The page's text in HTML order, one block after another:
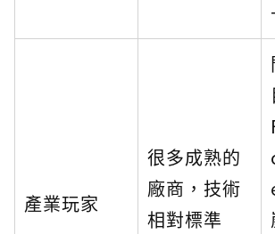
產業玩家
很多成熟的
廠商，技術
相對標準